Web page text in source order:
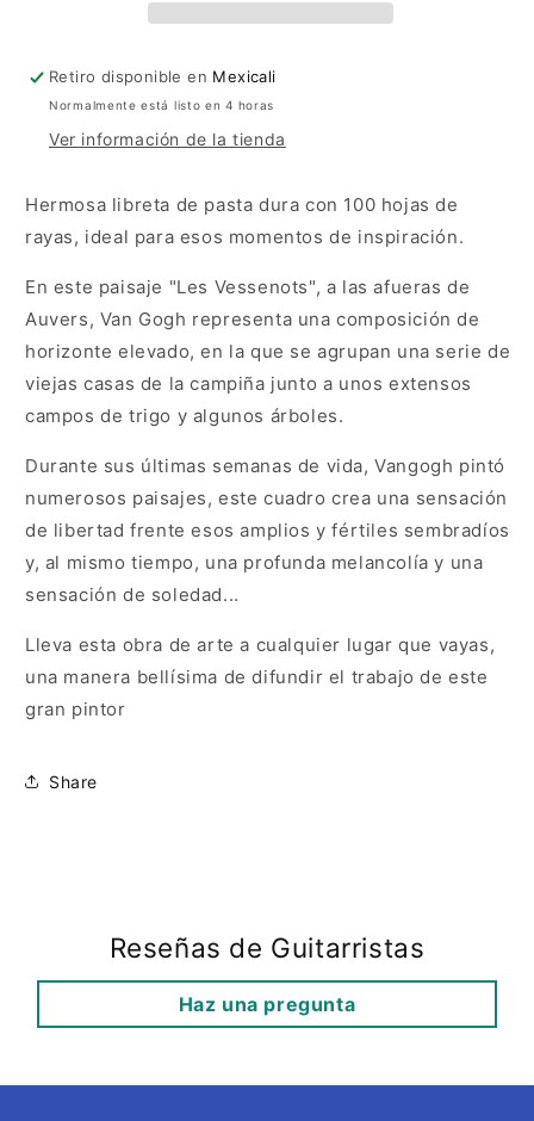
Retiro disponible en Mexicali
Normalmente está listo en 4 horas
Ver información de la tienda
Hermosa libreta de pasta dura con 100 hojas de
rayas, ideal para esos momentos de inspiración.
En este paisaje "Les Vessenots", a las afueras de
Auvers, Van Gogh representa una composición de
horizonte elevado, en la que se agrupan una serie de
viejas casas de la campiña junto a unos extensos
campos de trigo y algunos árboles.
Durante sus últimas semanas de vida, Vangogh pintó
numerosos paisajes, este cuadro crea una sensación
de libertad frente esos amplios y fértiles sembradíos
y, al mismo tiempo, una profunda melancolía y una
sensación de soledad...
Lleva esta obra de arte a cualquier lugar que vayas,
una manera bellísima de difundir el trabajo de este
gran pintor
Share
Reseñas de Guitarristas
Haz una pregunta